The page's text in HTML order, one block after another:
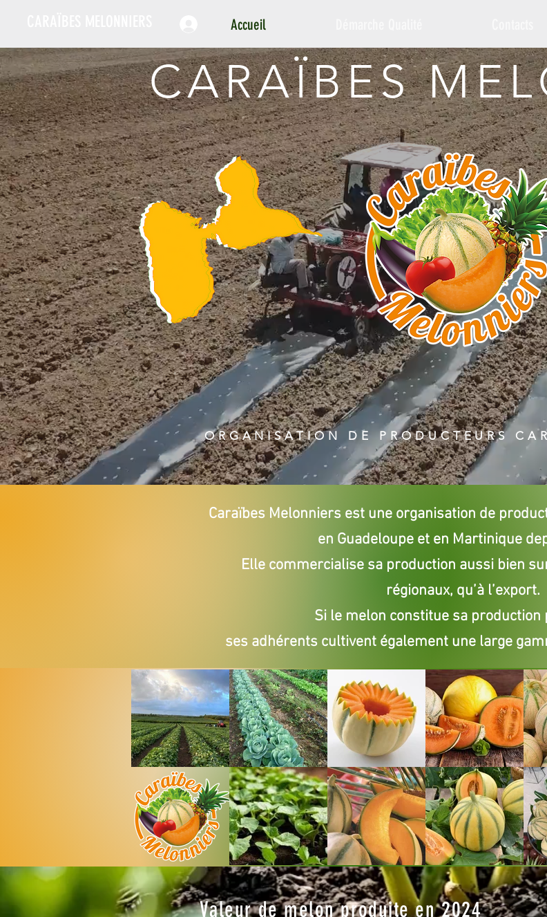
Accueil
CARAÏBES
ORGANISATION DE PRODUCTEURS
Caraïbes Melonniers est une organisation de
en Guadeloupe et en Martinique
Elle commercialise sa production aussi bien
régionaux, qu’à l’export.
Si le melon constitue sa production
ses adhérents cultivent également une large
Valeur de melon produite en 2024